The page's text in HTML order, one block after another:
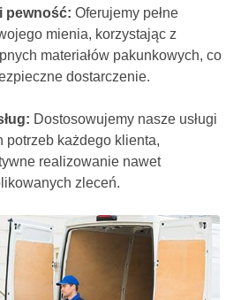
pewność:Oferujemy pełne
mienia, korzystając z
materiałów pakunkowych, co
dostarczenie.
Dostosowujemy nasze usługi
potrzeb każdego klienta,
realizowanie nawet
zleceń.